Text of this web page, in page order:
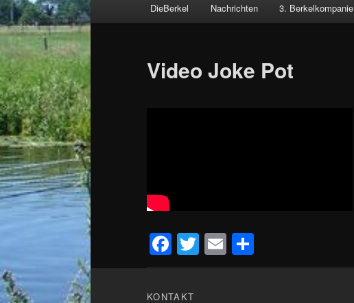
Zum
Inhalt
DieBerkel Nachrichten 3. Berkelkompanie
Video Joke Pot
Facebook
Twitter
Email
KONTAKT